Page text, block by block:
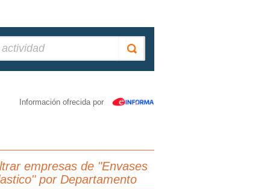
Información ofrecida por
empresas de "Envases
por Departamento